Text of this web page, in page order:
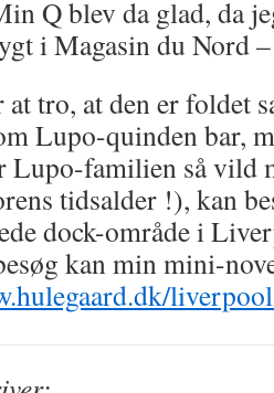
Q blev da glad, da
i Magasin du Nord
tro, at den er foldet
Lupo-quinden bar,
Lupo-familien så vild
tidsalder !), kan
dock-område i
kan min mini-